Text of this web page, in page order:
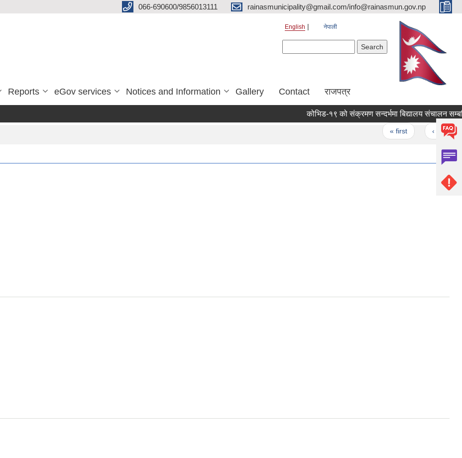
066-690600/9856013111 rainasmunicipality@gmail.com/info@rainasmun.gov.np
English नेपाली
Reports eGov services Notices and Information Gallery Contact राजपत्र
कोभिड-१९
« first ‹ previous